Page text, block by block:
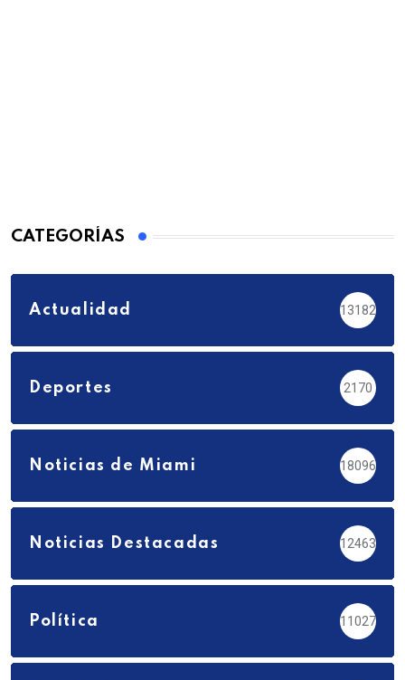
CATEGORÍAS
Actualidad 13182
Deportes 2170
Noticias de Miami 18096
Noticias Destacadas 12463
Política 11027